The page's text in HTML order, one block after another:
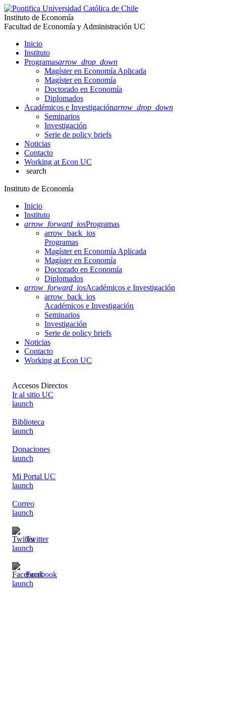
Instituto de Economía
Facultad de Economía y Administración UC
Inicio
Instituto
Programasarrow_drop_down
Magíster en Economía Aplicada
Magíster en Economía
Doctorado en Economía
Diplomados
Académicos e Investigaciónarrow_drop_down
Seminarios
Investigación
Serie de policy briefs
Noticias
Contacto
Working at Econ UC
search
Instituto de Economía
Inicio
Instituto
arrow_forward_iosProgramas
arrow_back_ios
Programas
Magíster en Economía Aplicada
Magíster en Economía
Doctorado en Economía
Diplomados
arrow_forward_iosAcadémicos e Investigación
arrow_back_ios
Académicos e Investigación
Seminarios
Investigación
Serie de policy briefs
Noticias
Contacto
Working at Econ UC
Accesos Directos
Ir al sitio UC
launch
Biblioteca
launch
Donaciones
launch
Mi Portal UC
launch
Correo
launch
Twitter
launch
Facebook
launch